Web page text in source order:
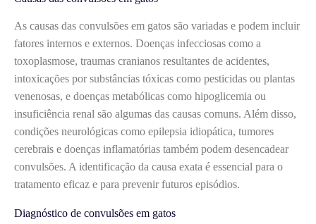
As causas das convulsões em gatos são variadas e podem incluir
fatores internos e externos. Doenças infecciosas como a
toxoplasmose, traumas cranianos resultantes de acidentes,
intoxicações por substâncias tóxicas como pesticidas ou plantas
venenosas, e doenças metabólicas como hipoglicemia ou
insuficiência renal são algumas das causas comuns. Além disso,
condições neurológicas como epilepsia idiopática, tumores
cerebrais e doenças inflamatórias também podem desencadear
convulsões. A identificação da causa exata é essencial para o
tratamento eficaz e para prevenir futuros episódios.
Diagnóstico de convulsões em gatos